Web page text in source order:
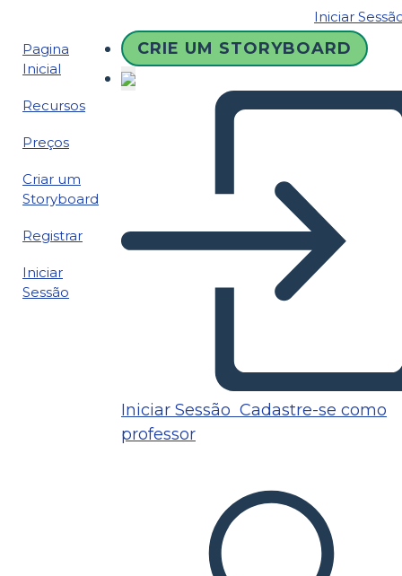
Iniciar
Pagina
Inicial
Recursos
Preços
Criar um
Storyboard
Registrar
Iniciar
Sessão
CRIE UM STORYBOARD
Iniciar Sessão Cadastre-se como
professor